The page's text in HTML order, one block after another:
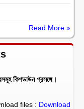
Read More »
কিপডাউন প্রসঙ্গে।
files : Download